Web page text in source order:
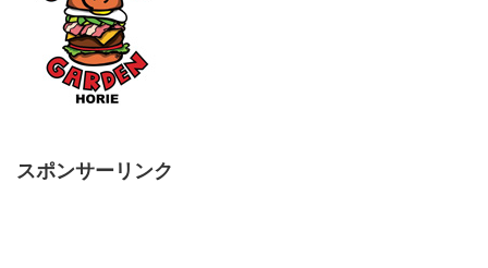
スポンサーリンク